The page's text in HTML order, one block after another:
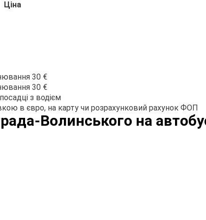
Ціна
30 €
30 €
з водієм
в євро, на карту чи розрахунковий рахунок ФОП
Волинського на